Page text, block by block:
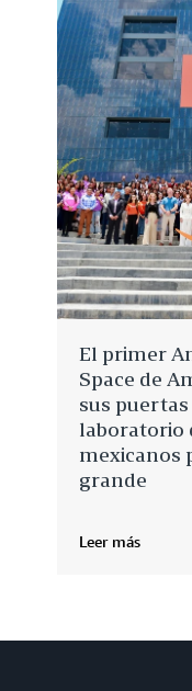
El primer
Space de
sus
laboratorio
mexicanos
grande
Leer más